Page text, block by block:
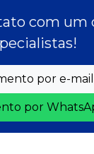
com um
por e-mail
por